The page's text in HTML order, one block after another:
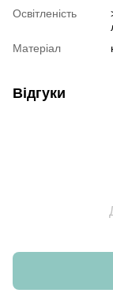
Освітленість
Матеріал
Відгуки